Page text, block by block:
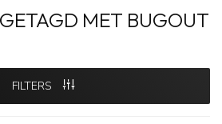
MET BUGOUT
FILTERS